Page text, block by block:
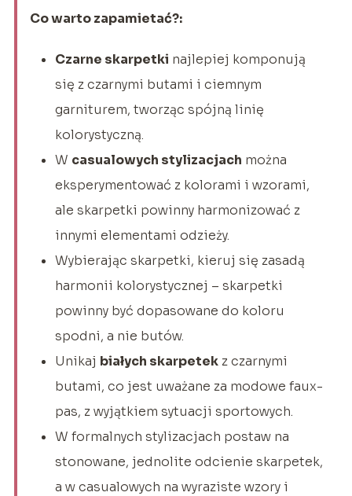
Co warto zapamietać?:
Czarne skarpetki najlepiej komponują
się z czarnymi butami i ciemnym
garniturem, tworząc spójną linię
kolorystyczną.
W casualowych stylizacjach można
eksperymentować z kolorami i wzorami,
ale skarpetki powinny harmonizować z
innymi elementami odzieży.
Wybierając skarpetki, kieruj się zasadą
harmonii kolorystycznej – skarpetki
powinny być dopasowane do koloru
spodni, a nie butów.
Unikaj białych skarpetekz czarnymi
butami, co jest uważane za modowe faux-
pas, z wyjątkiem sytuacji sportowych.
W formalnych stylizacjach postaw na
stonowane, jednolite odcienie skarpetek,
a w casualowych na wyraziste wzory i